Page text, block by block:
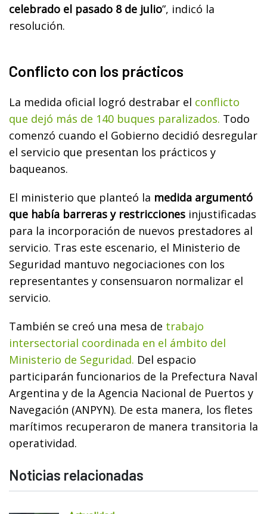
celebrado el pasado 8 de julio”, indicó la
resolución.
Conflicto con los prácticos
La medida oficial logró destrabar el conflicto
que dejó más de 140 buques paralizados. Todo
comenzó cuando el Gobierno decidió desregular
el servicio que presentan los prácticos y
baqueanos.
El ministerio que planteó la medida argumentó
que había barreras y restricciones injustificadas
para la incorporación de nuevos prestadores al
servicio. Tras este escenario, el Ministerio de
Seguridad mantuvo negociaciones con los
representantes y consensuaron normalizar el
servicio.
También se creó una mesa de trabajo
intersectorial coordinada en el ámbito del
Ministerio de Seguridad. Del espacio
participarán funcionarios de la Prefectura Naval
Argentina y de la Agencia Nacional de Puertos y
Navegación (ANPYN). De esta manera, los fletes
marítimos recuperaron de manera transitoria la
operatividad.
Noticias relacionadas